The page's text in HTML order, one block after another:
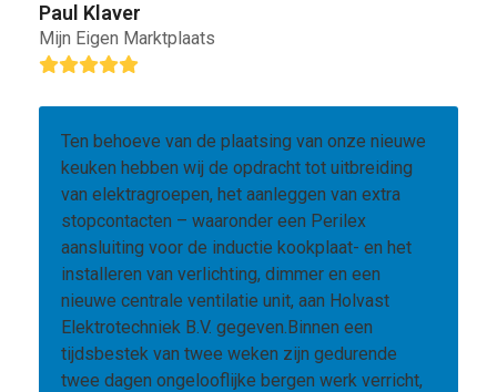
Paul Klaver
Mijn Eigen Marktplaats
Rating:
Ten behoeve van de plaatsing van onze nieuwe
keuken hebben wij de opdracht tot uitbreiding
van elektragroepen, het aanleggen van extra
stopcontacten – waaronder een Perilex
aansluiting voor de inductie kookplaat- en het
installeren van verlichting, dimmer en een
nieuwe centrale ventilatie unit, aan Holvast
Elektrotechniek B.V. gegeven.Binnen een
tijdsbestek van twee weken zijn gedurende
twee dagen ongelooflijke bergen werk verricht,